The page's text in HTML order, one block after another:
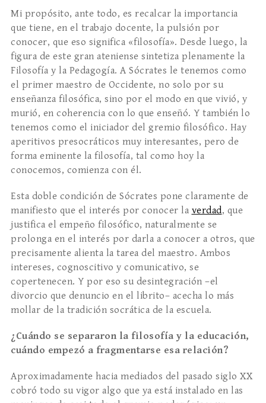
Mi propósito, ante todo, es recalcar la importancia
que tiene, en el trabajo docente, la pulsión por
conocer, que eso significa «filosofía». Desde luego, la
figura de este gran ateniense sintetiza plenamente la
Filosofía y la Pedagogía. A Sócrates le tenemos como
el primer maestro de Occidente, no solo por su
enseñanza filosófica, sino por el modo en que vivió, y
murió, en coherencia con lo que enseñó. Y también lo
tenemos como el iniciador del gremio filosófico. Hay
aperitivos presocráticos muy interesantes, pero de
forma eminente la filosofía, tal como hoy la
conocemos, comienza con él.
Esta doble condición de Sócrates pone claramente de
manifiesto que el interés por conocer la verdad, que
justifica el empeño filosófico, naturalmente se
prolonga en el interés por darla a conocer a otros, que
precisamente alienta la tarea del maestro. Ambos
intereses, cognoscitivo y comunicativo, se
copertenecen. Y por eso su desintegración –el
divorcio que denuncio en el librito– acecha lo más
mollar de la tradición socrática de la escuela.
¿Cuándo se separaron la filosofía y la educación,
cuándo empezó a fragmentarse esa relación?
Aproximadamente hacia mediados del pasado siglo XX
cobró todo su vigor algo que ya está instalado en las